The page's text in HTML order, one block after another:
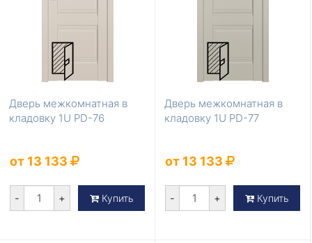
Дверь межкомнатная в
кладовку 1U PD-76
от 13 133
- + Купить
Дверь межкомнатная в
кладовку 1U PD-77
от 13 133
- + Купить